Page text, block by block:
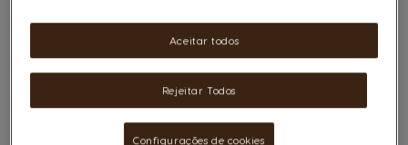
com 5 máquinas NEO Preto, chávenas e uma seleção
alargada de cafés para a sua equipa.
Rejeitar Todos
Aceitar todos
Configurações de cookies